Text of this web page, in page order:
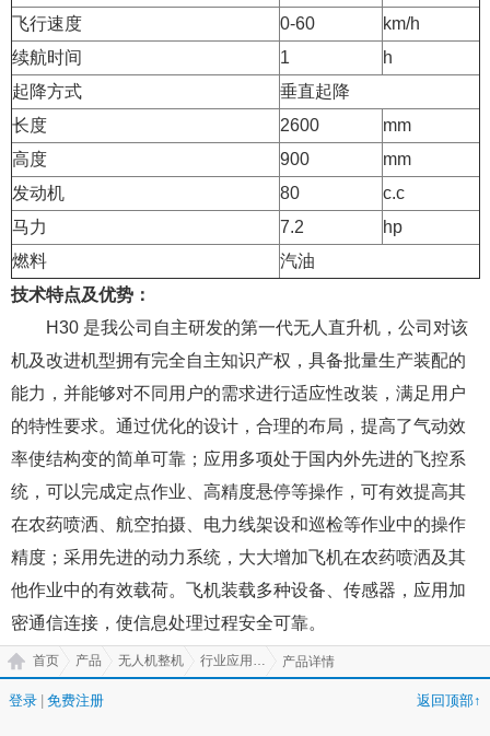
飞行速度
0-60
km/h
续航时间
1
h
起降方式
垂直起降
长度
2600
mm
高度
900
mm
发动机
80
c.c
马力
7.2
hp
燃料
汽油
技术特点及优势：
H30 是我公司自主研发的第一代无人直升机，公司对该
机及改进机型拥有完全自主知识产权，具备批量生产装配的
能力，并能够对不同用户的需求进行适应性改装，满足用户
的特性要求。通过优化的设计，合理的布局，提高了气动效
率使结构变的简单可靠；应用多项处于国内外先进的飞控系
统，可以完成定点作业、高精度悬停等操作，可有效提高其
在农药喷洒、航空拍摄、电力线架设和巡检等作业中的操作
精度；采用先进的动力系统，大大增加飞机在农药喷洒及其
他作业中的有效载荷。飞机装载多种设备、传感器，应用加
密通信连接，使信息处理过程安全可靠。
首页 产品 无人机整机 行业应用无人机 产品详情
登录 免费注册 返回顶部↑